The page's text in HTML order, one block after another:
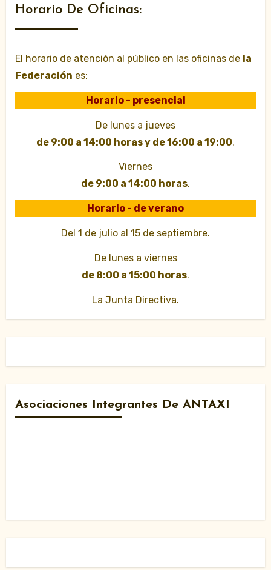
Horario De Oficinas:
El horario de atención al público en las oficinas de la
Federación es:
Horario - presencial
De lunes a jueves
de 9:00 a 14:00 horas y de 16:00 a 19:00.
Viernes
de 9:00 a 14:00 horas.
Horario - de verano
Del 1 de julio al 15 de septiembre.
De lunes a viernes
de 8:00 a 15:00 horas.
La Junta Directiva.
Asociaciones Integrantes De ANTAXI